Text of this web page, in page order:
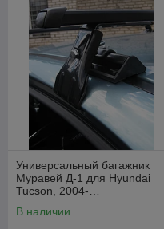
Универсальный багажник
Муравей Д-1 для Hyundai
Tucson, 2004-…
В наличии